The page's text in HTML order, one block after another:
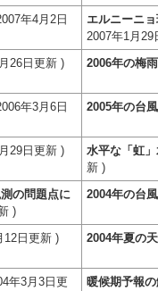
年4月2日
エルニーニ
2007年1月29
26日更新 ) 2006年の梅雨
年3月6日
2005年の台風
29日更新 )
水平な「虹
新 )
の問題点に
)
2004年の台風
12日更新 ) 2004年夏の
年3月3日更
暖候期予報